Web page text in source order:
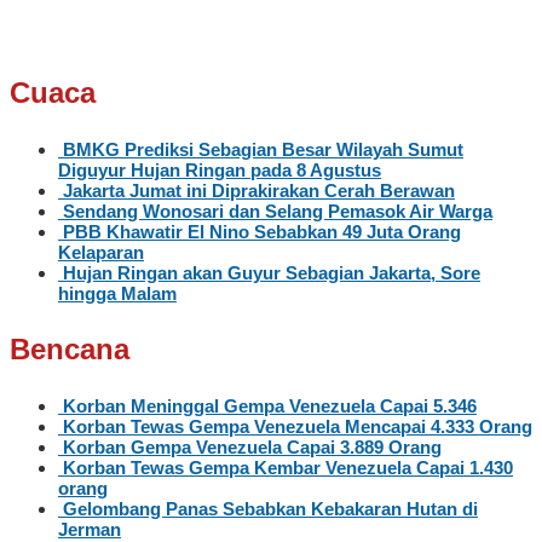
Cuaca
BMKG Prediksi Sebagian Besar Wilayah Sumut
Diguyur Hujan Ringan pada 8 Agustus
Jakarta Jumat ini Diprakirakan Cerah Berawan
Sendang Wonosari dan Selang Pemasok Air Warga
PBB Khawatir El Nino Sebabkan 49 Juta Orang
Kelaparan
Hujan Ringan akan Guyur Sebagian Jakarta, Sore
hingga Malam
Bencana
Korban Meninggal Gempa Venezuela Capai 5.346
Korban Tewas Gempa Venezuela Mencapai 4.333 Orang
Korban Gempa Venezuela Capai 3.889 Orang
Korban Tewas Gempa Kembar Venezuela Capai 1.430
orang
Gelombang Panas Sebabkan Kebakaran Hutan di
Jerman